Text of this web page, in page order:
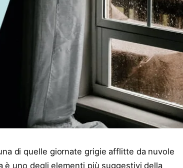
di quelle giornate grigie afflitte da nuvole
è uno degli elementi più suggestivi della